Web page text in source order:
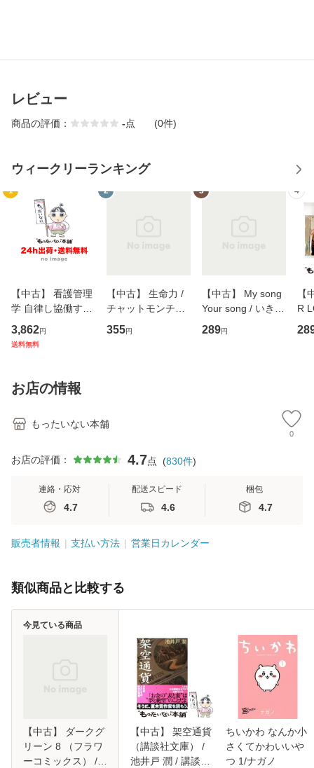
レビュー
商品の評価： -点 (0件)
ウィークリーランキング
1
【中古】 看護管理
学 自律し協働する
専門職の看護マネ
ジメントスキル 改
恵 藤本幸三 / 南江
堂 [単行
3,862円
送料無料
2
【中古】 生命力 /
チャットモンチー /
キューンレコード
[CD]【メール便送
355円
3
【中古】 My song
Your song / いきも
のがかり / [CD]
【メール便送料無
289円
4
【
R
産
お店の情報
もったいない本舗
0
お店の評価： 4.7点 (830件)
連絡・応対
4.7
配送スピード
4.6
梱包
4.7
販売者情報 支払い方法 営業日カレンダー
類似商品と比較する
【中古】 ダークグ
リーン 8 （フラワ
ーコミックス） /
今見ている商品
【中古】 架空通貨
（講談社文庫） /
池井戸 潤 / 講談社
ちいかわ なんか小
さくてかわいいや
つ 1/ナガノ